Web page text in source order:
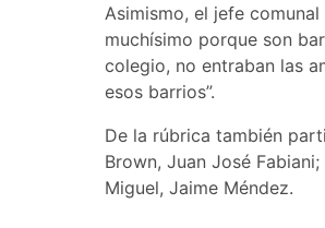
Asimismo, el jefe
muchísimo porque son
colegio, no entraban las
esos barrios”.
De la rúbrica también
Brown, Juan José
Miguel, Jaime Méndez.